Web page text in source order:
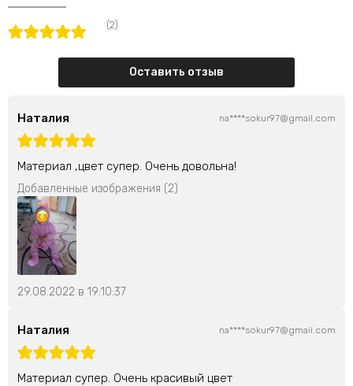
(2)
Оставить отзыв
Наталия na****sokur97@gmail.com
Материал ,цвет супер. Очень довольна!
Добавленные изображения (2)
29.08.2022 в 19:10:37
Наталия na****sokur97@gmail.com
Материал супер. Очень красивый цвет